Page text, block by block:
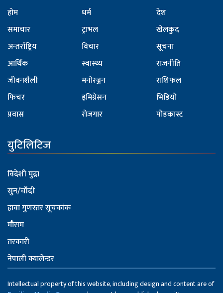
होम
समाचार
अन्तर्राष्ट्रिय
आर्थिक
जीवनशैली
फिचर
प्रवास
धर्म
ट्राभल
विचार
स्वास्थ्य
मनोरञ्जन
इमिग्रेसन
रोजगार
देश
खेलकुद
सूचना
राजनीति
राशिफल
भिडियो
पोडकास्ट
युटिलिटिज
विदेशी मुद्रा
सुन/चाँदी
हावा गुणस्तर सूचकांक
मौसम
तरकारी
नेपाली क्यालेन्डर
Intellectual property of this website, including design and content are of